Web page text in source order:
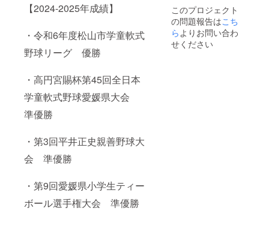
【2024-2025年成績】
・令和6年度松山市学童軟式
野球リーグ 優勝
・高円宮賜杯第45回全日本
学童軟式野球愛媛県大会
準優勝
・第3回平井正史親善野球大
会 準優勝
・第9回愛媛県小学生ティー
ボール選手権大会 準優勝
このプロジェクト
の問題報告はこち
らよりお問い合わ
せください